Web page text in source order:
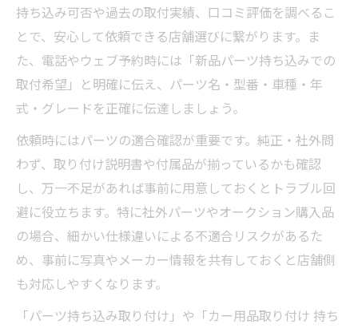
持ち込み可否や過去の取付実績、口コミ評価を調べるこ
とで、安心して依頼できる店舗選びに繋がります。ま
た、電話やウェブ予約時には「新品パーツ持ち込みでの
取付希望」と明確に伝え、パーツ名・型番・車種・年
式・グレードを正確に伝達しましょう。
依頼時にはパーツの適合確認が重要です。純正・社外問
わず、取り付け説明書や付属品が揃っているかも確認
し、万一不足があれば事前に用意しておくとトラブル回
避に役立ちます。特に社外パーツやオークション購入品
の場合、細かい仕様違いによる不適合リスクがあるた
め、事前に写真やメーカー情報を共有しておくと店舗側
も対応しやすくなります。
「パーツ持ち込み取り付け」や「カー用品取り付け 持ち